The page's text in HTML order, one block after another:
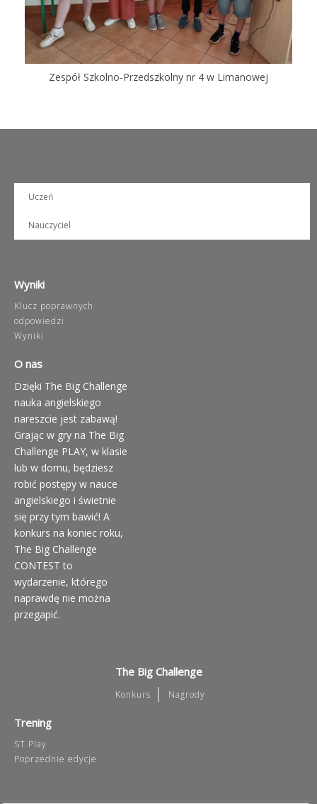
Zespół Szkolno-Przedszkolny nr 4 w Limanowej
Uczeń
Nauczyciel
Wyniki
Klucz poprawnych
odpowiedzi
Wyniki
O nas
Dzięki The Big Challenge
nauka angielskiego
nareszcie jest zabawą!
Grając w gry na The Big
Challenge PLAY, w klasie
lub w domu, będziesz
robić postępy w nauce
angielskiego i świetnie
się przy tym bawić! A
konkurs na koniec roku,
The Big Challenge
CONTEST to
wydarzenie, którego
naprawdę nie można
przegapić.
The Big Challenge
Konkurs Nagrody
Trening
ST Play
Poprzednie edycje